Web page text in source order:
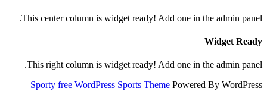
This center column is widget ready! Add one in the admin panel.
Widget Ready
This right column is widget ready! Add one in the admin panel.
Sporty free WordPress Sports Theme Powered By WordPress